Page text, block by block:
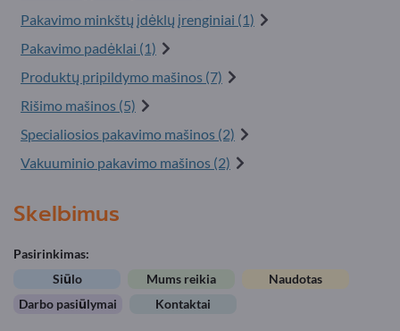
Pakavimo minkštų įdėklų įrenginiai (1)
Pakavimo padėklai (1)
Produktų pripildymo mašinos (7)
Rišimo mašinos (5)
Specialiosios pakavimo mašinos (2)
Vakuuminio pakavimo mašinos (2)
Skelbimus
Pasirinkimas:
Siūlo
Mums reikia
Naudotas
Darbo pasiūlymai
Kontaktai